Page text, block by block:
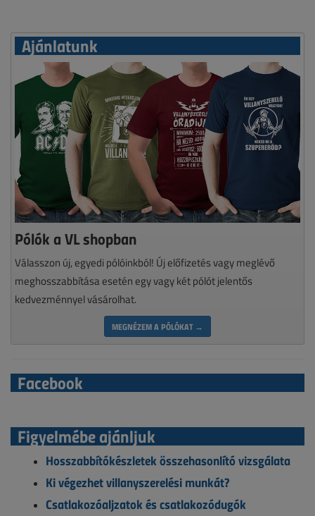
Ajánlatunk
Pólók a VL shopban
Válasszon új, egyedi pólóinkból! Új előfizetés vagy meglévő
meghosszabbítása esetén egy vagy két pólót jelentős
kedvezménnyel vásárolhat.
MEGNÉZEM A PÓLÓKAT →
Facebook
Figyelmébe ajánljuk
Hosszabbítókészletek összehasonlító vizsgálata
Ki végezhet villanyszerelési munkát?
Csatlakozóaljzatok és csatlakozódugók